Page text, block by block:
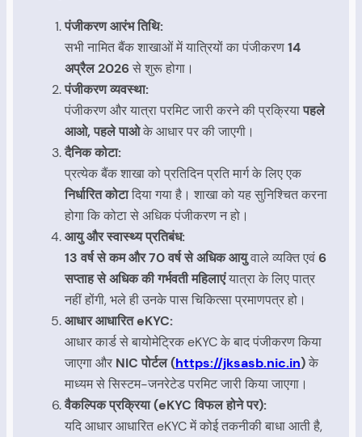
पंजीकरण आरंभ तिथि:
सभी नामित बैंक शाखाओं में यात्रियों का पंजीकरण14
अप्रैल 2026से शुरू होगा।
पंजीकरण व्यवस्था:
पंजीकरण और यात्रा परमिट जारी करने की प्रक्रियापहले
आओ, पहले पाओके आधार पर की जाएगी।
दैनिक कोटा:
प्रत्येक बैंक शाखा को प्रतिदिन प्रति मार्ग के लिए एक
निर्धारित कोटादिया गया है। शाखा को यह सुनिश्चित करना
होगा कि कोटा से अधिक पंजीकरण न हो।
आयु और स्वास्थ्य प्रतिबंध:
13 वर्ष से कम और 70 वर्ष से अधिक आयुवाले व्यक्ति एवं6
सप्ताह से अधिक की गर्भवती महिलाएंयात्रा के लिए पात्र
नहीं होंगी, भले ही उनके पास चिकित्सा प्रमाणपत्र हो।
आधार आधारित eKYC:
आधार कार्ड से बायोमेट्रिक eKYC के बाद पंजीकरण किया
जाएगा और NIC पोर्टल (https://jksasb.nic.in)के
माध्यम से सिस्टम-जनरेटेड परमिट जारी किया जाएगा।
वैकल्पिक प्रक्रिया (eKYC विफल होने पर):
यदि आधार आधारित eKYC में कोई तकनीकी बाधा आती है,